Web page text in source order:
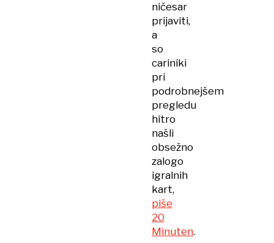
ničesar
prijaviti,
a
so
cariniki
pri
podrobnejšem
pregledu
hitro
našli
obsežno
zalogo
igralnih
kart,
piše
20
Minuten.